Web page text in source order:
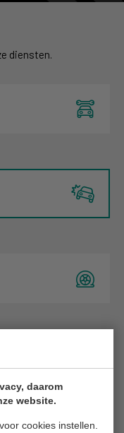
daarom
website.
cookies instellen.
diensten.